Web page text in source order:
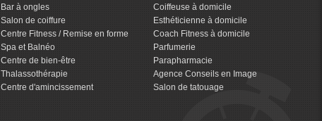
Bar à ongles
Salon de coiffure
Centre Fitness / Remise en forme
Spa et Balnéo
Centre de bien-être
Thalassothérapie
Centre d'amincissement
Coiffeuse à domicile
Esthéticienne à domicile
Coach Fitness à domicile
Parfumerie
Parapharmacie
Agence Conseils en Image
Salon de tatouage